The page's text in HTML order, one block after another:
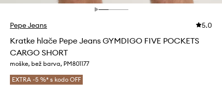
Pepe Jeans 5.0
Kratke hlače Pepe Jeans GYMDIGO FIVE POCKETS
CARGO SHORT
moške, bež barva, PM801177
EXTRA -5 %* s kodo OFF